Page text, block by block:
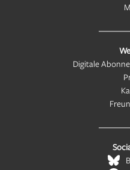
Digitale